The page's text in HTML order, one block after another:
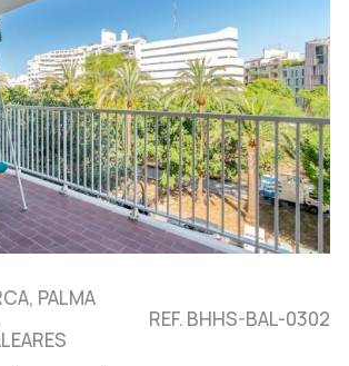
PALMA
REF. BHHS-BAL-0302